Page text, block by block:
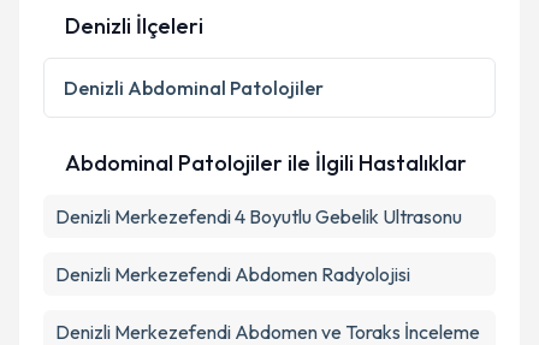
Kişisel verilerimin işlenmesine ilişkin
Metni'ni okudum ve kişisel verilerimin belirtilen
kapsamda işlenmesini kabul ediyorum.
Denizli İlçeleri
Denizli Abdominal Patolojiler
Abdominal Patolojiler ile İlgili Hastalıklar
Denizli Merkezefendi 4 Boyutlu Gebelik Ultrasonu
Denizli Merkezefendi Abdomen Radyolojisi
Denizli Merkezefendi Abdomen ve Toraks İnceleme